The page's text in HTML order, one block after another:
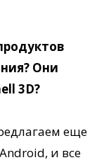
Они
3D?
еще
и все